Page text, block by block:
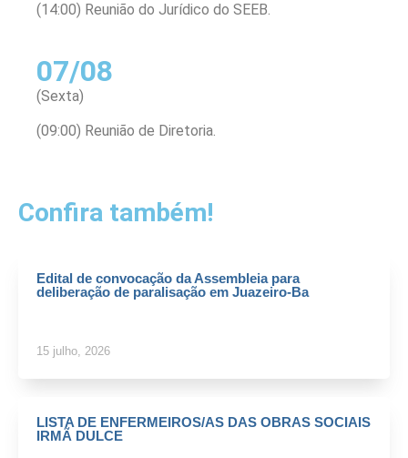
(14:00) Reunião do Jurídico do SEEB.
07/08
(Sexta)
(09:00) Reunião de Diretoria.
Confira também!
Edital de convocação da Assembleia para
deliberação de paralisação em Juazeiro-Ba
15 julho, 2026
LISTA DE ENFERMEIROS/AS DAS OBRAS SOCIAIS
IRMÃ DULCE